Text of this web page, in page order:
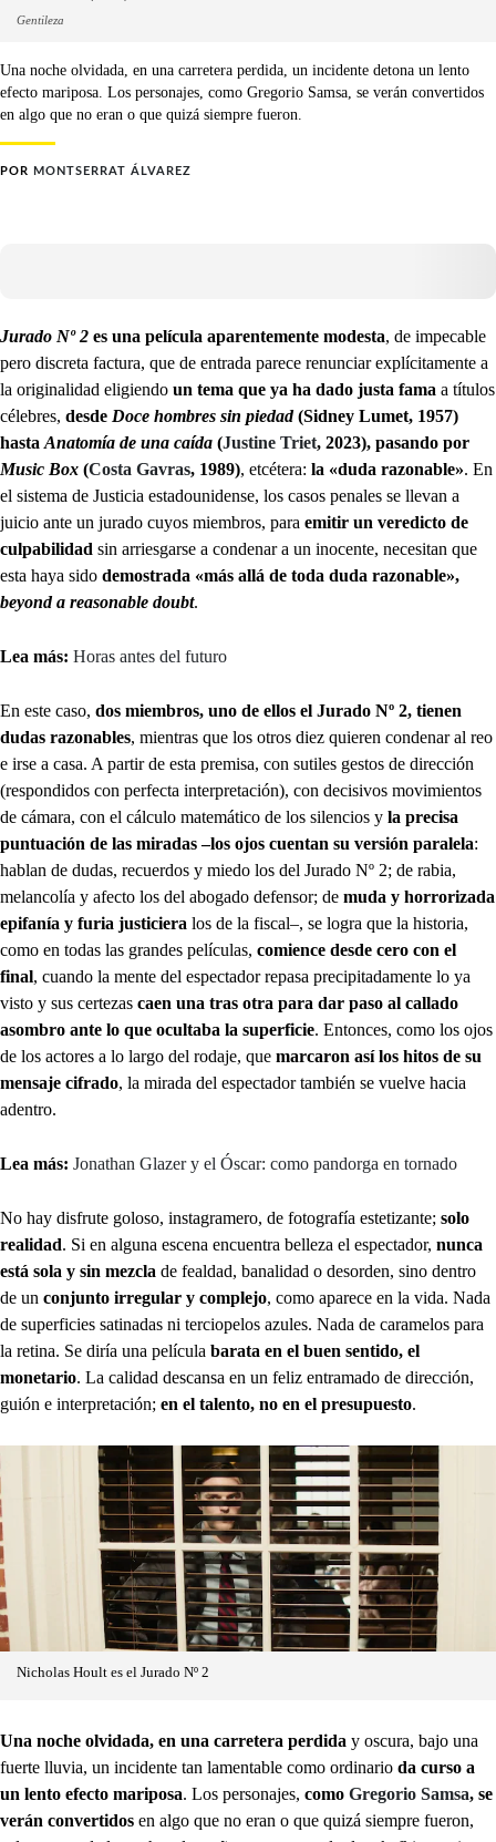
Gentileza
Una noche olvidada, en una carretera perdida, un incidente detona un lento
efecto mariposa. Los personajes, como Gregorio Samsa, se verán convertidos
en algo que no eran o que quizá siempre fueron.
POR MONTSERRAT ÁLVAREZ
Jurado Nº 2 es una película aparentemente modesta, de impecable
pero discreta factura, que de entrada parece renunciar explícitamente a
la originalidad eligiendo un tema que ya ha dado justa fama a títulos
célebres, desde Doce hombres sin piedad(Sidney Lumet, 1957)
hasta Anatomía de una caída (Justine Triet, 2023), pasando por
Music Box (Costa Gavras, 1989), etcétera: la «duda razonable». En
el sistema de Justicia estadounidense, los casos penales se llevan a
juicio ante un jurado cuyos miembros, para emitir un veredicto de
culpabilidad sin arriesgarse a condenar a un inocente, necesitan que
esta haya sido demostrada «más allá de toda duda razonable»,
beyond a reasonable doubt.
Lea más: Horas antes del futuro
En este caso, dos miembros, uno de ellos el Jurado Nº 2, tienen
dudas razonables, mientras que los otros diez quieren condenar al reo
e irse a casa. A partir de esta premisa, con sutiles gestos de dirección
(respondidos con perfecta interpretación), con decisivos movimientos
de cámara, con el cálculo matemático de los silencios y la precisa
puntuación de las miradas –los ojos cuentan su versión paralela:
hablan de dudas, recuerdos y miedo los del Jurado Nº 2; de rabia,
melancolía y afecto los del abogado defensor; de muda y horrorizada
epifanía y furia justiciera los de la fiscal–, se logra que la historia,
como en todas las grandes películas, comience desde cero con el
final, cuando la mente del espectador repasa precipitadamente lo ya
visto y sus certezas caen una tras otra para dar paso al callado
asombro ante lo que ocultaba la superficie. Entonces, como los ojos
de los actores a lo largo del rodaje, que marcaron así los hitos de su
mensaje cifrado, la mirada del espectador también se vuelve hacia
adentro.
Lea más: Jonathan Glazer y el Óscar: como pandorga en tornado
No hay disfrute goloso, instagramero, de fotografía estetizante; solo
realidad. Si en alguna escena encuentra belleza el espectador, nunca
está sola y sin mezcla de fealdad, banalidad o desorden, sino dentro
de un conjunto irregular y complejo, como aparece en la vida. Nada
de superficies satinadas ni terciopelos azules. Nada de caramelos para
la retina. Se diría una película barata en el buen sentido, el
monetario. La calidad descansa en un feliz entramado de dirección,
guión e interpretación; en el talento, no en el presupuesto.
Nicholas Hoult es el Jurado Nº 2
Una noche olvidada, en una carretera perdida y oscura, bajo una
fuerte lluvia, un incidente tan lamentable como ordinario da curso a
un lento efecto mariposa. Los personajes, como Gregorio Samsa, se
verán convertidos en algo que no eran o que quizá siempre fueron,